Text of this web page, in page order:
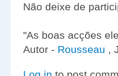
Não deixe de
"As boas acções
Autor - Rousseau ,